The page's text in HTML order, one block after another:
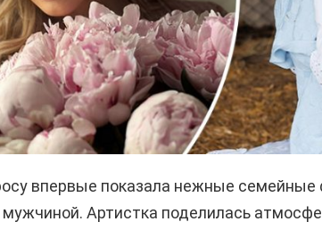
впервые показала нежные
Артистка поделилась